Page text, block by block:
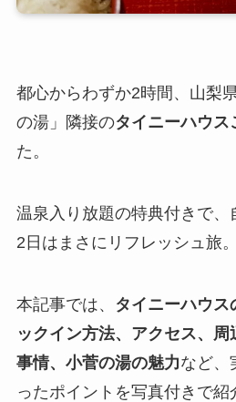
都心からわずか2時間、山梨
の湯」隣接のタイニーハウス
た。
温泉入り放題の特典付きで、
2日はまさにリフレッシュ旅。
本記事では、
タイニーハウス
ックイン方法、アクセス、
事情、小菅の湯の魅力など、
ったポイントを写真付きで紹